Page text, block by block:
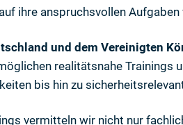
ihre anspruchsvollen
und dem Vereinigten
realitätsnahe Trainings
bis hin zu
vermitteln wir nicht nur